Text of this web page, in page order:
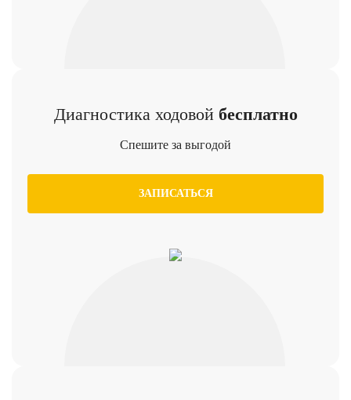
Диагностика ходовой бесплатно
Спешите за выгодой
ЗАПИСАТЬСЯ